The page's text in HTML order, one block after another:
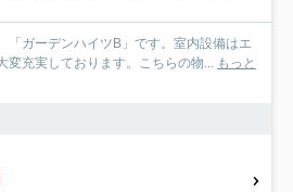
「ガーデンハイツB」です。室内設備はエ
変充実しております。こちらの物... もっと